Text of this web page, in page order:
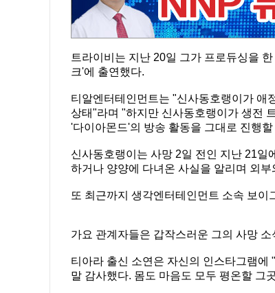
트라이비는 지난 20일 그가 프로듀싱을
크'에 출연했다.
티알엔터테인먼트는 "신사동호랭이가 애
상태"라며 "하지만 신사동호랭이가 생전
'다이아몬드'의 방송 활동을 그대로 진행
신사동호랭이는 사망 2일 전인 지난 21일
하거나 양양에 다녀온 사실을 알리며 외부
또 최근까지 생각엔터테인먼트 소속 보
가요 관계자들은 갑작스러운 그의 사망
티아라 출신 소연은 자신의 인스타그램
말 감사했다. 몸도 마음도 모두 평온할 그